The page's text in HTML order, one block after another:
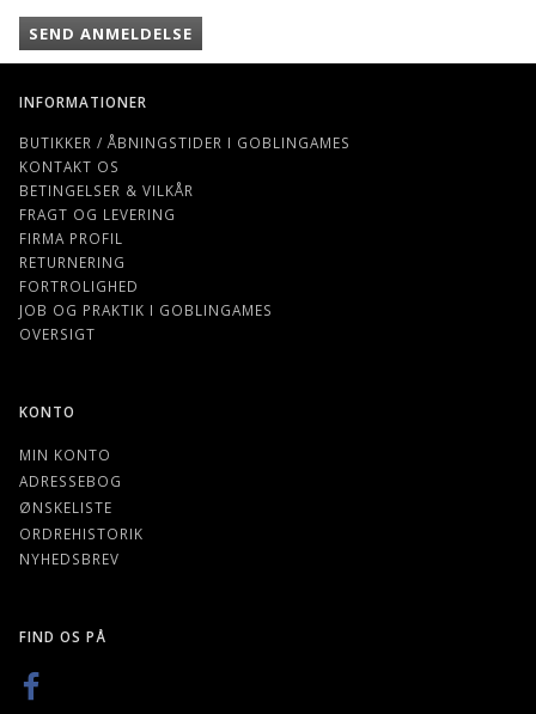
SEND ANMELDELSE
INFORMATIONER
BUTIKKER / ÅBNINGSTIDER I GOBLINGAMES
KONTAKT OS
BETINGELSER & VILKÅR
FRAGT OG LEVERING
FIRMA PROFIL
RETURNERING
FORTROLIGHED
JOB OG PRAKTIK I GOBLINGAMES
OVERSIGT
KONTO
MIN KONTO
ADRESSEBOG
ØNSKELISTE
ORDREHISTORIK
NYHEDSBREV
FIND OS PÅ